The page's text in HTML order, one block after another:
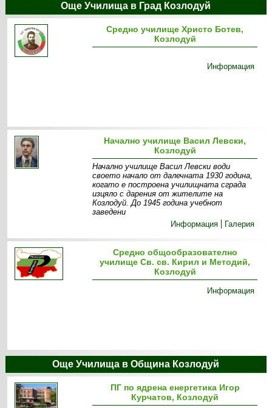
Още Училища в Град Козлодуй
Средно училище Христо Ботев,
Козлодуй
Информация
Начално училище Васил Левски,
Козлодуй
Начално училище Васил Левски води
своето начало от далечната 1930 година,
когато е построена училищната сграда
изцяло с дарения от жителите на
Козлодуй. До 1945 година учебнот
заведени
Информация
Галерия
Средно общообразователно
училище Св. св. Кирил и Методий,
Козлодуй
Информация
Още Училища в Община Козлодуй
ПГ по ядрена енергетика Игор
Курчатов, Козлодуй